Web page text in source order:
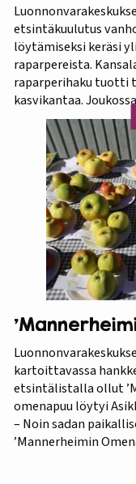
etsintäkuulutus
löytämiseksi keräsi
raparpereista.
raparperihaku tuotti
kasvikantaa.
Koko aineistosta
60 prosenttia
lajikkeeksi.
vaiheelta
etsimässä”.
julkistus…
kartoittavassa
etsintälistalla ollut
omenapuu löytyi
– Noin sadan
’Mannerheimin